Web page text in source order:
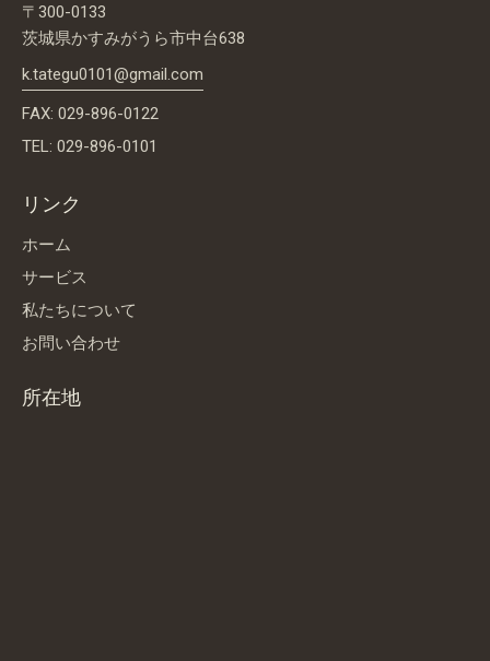
〒300-0133
茨城県かすみがうら市中台638
k.tategu0101@gmail.com
FAX: 029-896-0122
TEL: 029-896-0101
リンク
ホーム
サービス
私たちについて
お問い合わせ
所在地